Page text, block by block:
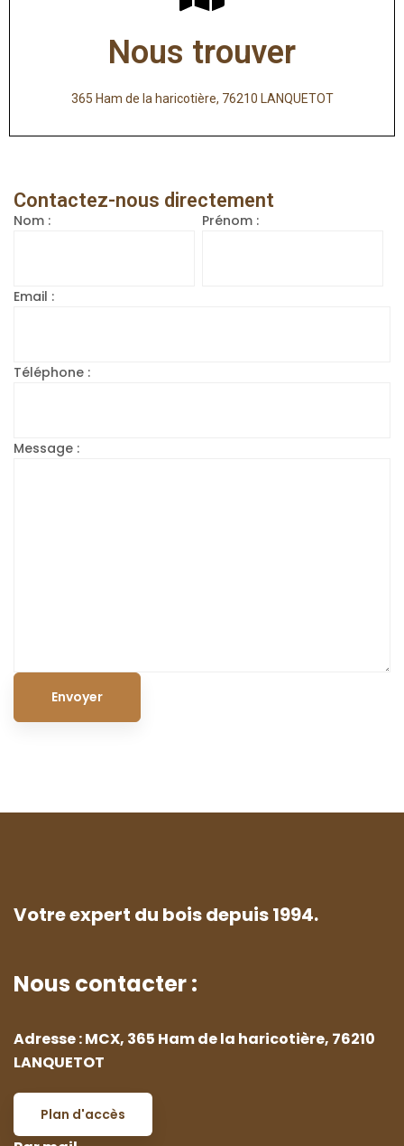
Nous trouver
365 Ham de la haricotière, 76210 LANQUETOT
Contactez-nous directement
Nom : Prénom :
Email :
Téléphone :
Message :
Votre expert du bois depuis 1994.
Nous contacter :
Adresse : MCX, 365 Ham de la haricotière, 76210
LANQUETOT
Plan d'accès